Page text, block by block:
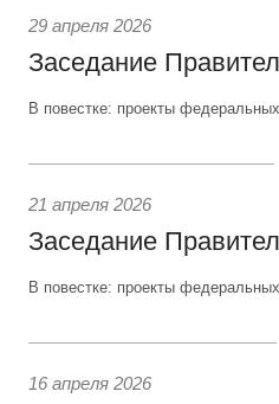
29 апреля 2026
Заседание
В повестке: проекты
21 апреля 2026
Заседание
В повестке: проекты
16 апреля 2026